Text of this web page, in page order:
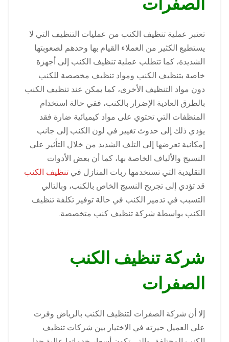
تعتبر عملية تنظيف الكنب من عمليات التنظيف التي لا
يستطيع الكثير من العملاء القيام بها وحدهم لصعوبتها
الشديدة، كما تتطلب عملية تنظيف الكنب إلى أجهزة
خاصة بتنظيف الكنب ومواد تنظيف مخصصة للكنب
دون مواد التنظيف الأخرى، كما يمكن عند تنظيف الكنب
بالطرق العادية الإضرار بالكنب، ففي حالة استخدام
المنظفات التي تحتوي على مواد كيميائية ضارة فقد
يؤدي ذلك إلى حدوث تغيير في لون الكنب إلى جانب
إمكانية تعرضها إلى التلف الشديد من خلال التأثير على
النسيج والألياف الخاصة بها، كما أن بعض الأدوات
التقليدية التي تستخدمها ربات المنازل في تنظيف الكنب
قد تؤدي إلى تجريح النسيج الخاص بالكنب، وبالتالي
التسبب في تدمير الكنب في حالة توفير تكلفة تنظيف
الكنب بواسطة شركة تنظيف كنب متخصصة.
شركة تنظيف الكنب
الصفرات
إلا أن شركة الصفرات لتنظيف الكنب بالرياض وفرت
على العميل حيرته في الاختيار بين شركات تنظيف